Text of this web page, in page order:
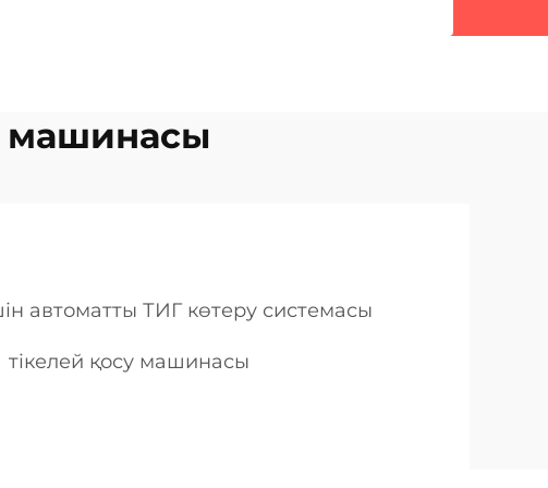
машинасы
автоматты ТИГ көтеру системасы
тікелей қосу машинасы